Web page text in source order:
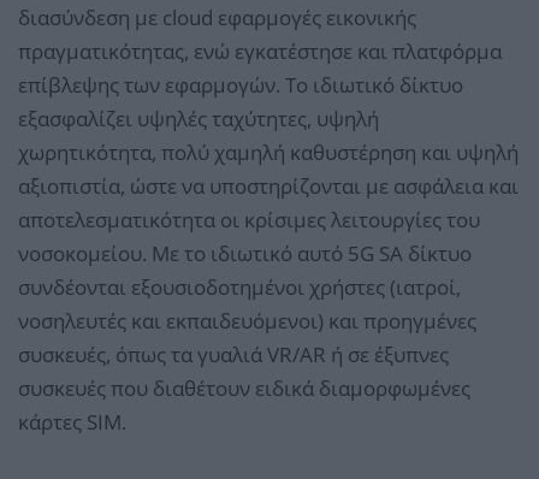
διασύνδεση με cloud εφαρμογές εικονικής
πραγματικότητας, ενώ εγκατέστησε και πλατφόρμα
επίβλεψης των εφαρμογών. Το ιδιωτικό δίκτυο
εξασφαλίζει υψηλές ταχύτητες, υψηλή
χωρητικότητα, πολύ χαμηλή καθυστέρηση και υψηλή
αξιοπιστία, ώστε να υποστηρίζονται με ασφάλεια και
αποτελεσματικότητα οι κρίσιμες λειτουργίες του
νοσοκομείου. Με το ιδιωτικό αυτό 5G SA δίκτυο
συνδέονται εξουσιοδοτημένοι χρήστες (ιατροί,
νοσηλευτές και εκπαιδευόμενοι) και προηγμένες
συσκευές, όπως τα γυαλιά VR/AR ή σε έξυπνες
συσκευές που διαθέτουν ειδικά διαμορφωμένες
κάρτες SIM.